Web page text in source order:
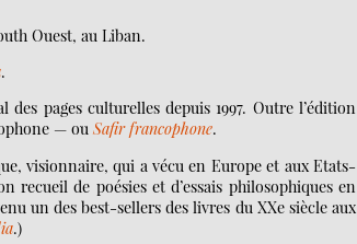
Ouest, au Liban.
.
pages culturelles depuis 1997. Outre l’édition
— ouSafir francophone.
visionnaire, qui a vécu en Europe et aux Etats-
de poésies et d’essais philosophiques en
un des best-sellers des livres du XXe siècle aux
.)